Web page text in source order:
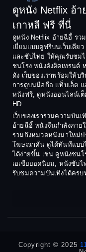
1992
1990
1988
1986
1984
1982
1980
1974
1972
1970
1968
ดูหนัง Netflix อ้
เกาหลี ฟรี ที่นี่
ดูหนัง Netflix อ้ายฉีอี้ รว
เยี่ยมแบบดูฟรีบนเว็บเดีย
และซับไทย ให้คุณรับชมไ
ชนโรง หนังดังติดเทรนด์
ดัง เว็บของเราพร้อมให้
การดูบนมือถือ แท็บเล็ต
หนังฟรี, ดูหนังออนไลน์เต็
HD
เว็บของเรารวมความบัน
อ้ายฉีอี้ หนังจีนกำลังภาย
รวมถึงหมวดหนังมาใหม่ป
โฆษณาคั่น ดูได้ทันทีแบบ
ได้ง่ายขึ้น เช่น ดูหนังชน
เอเชียยอดนิยม, หนังซับไ
รับชมความบันเทิงได้ครบ
Copyright © 2025